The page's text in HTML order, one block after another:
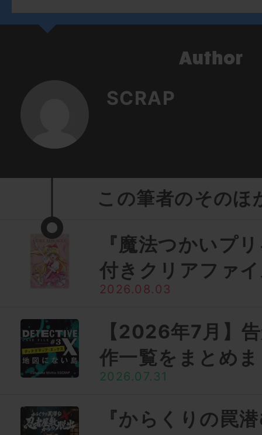
SCRAP
この筆者のそのほ
『魔法つかいプ
付きクリアファ
2026.08.03
【2026年7月】
作一覧をまとめ
2026.07.31
『からくりの罠